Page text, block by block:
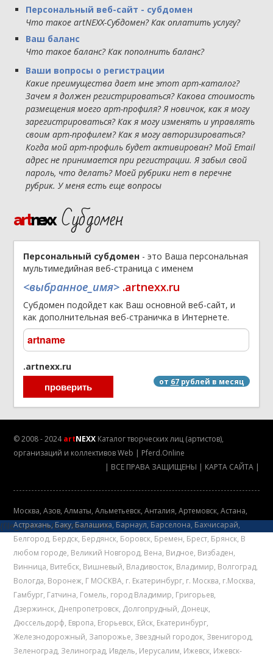
Персональный веб-сайт - субдомен
Что такое artNEXX-Субдомен? Как оплатить услугу?
Ваш баланс
Что такое баланс? Как пополнить баланс?
Ваши вопросы о регистрации
Какие преимущества дает мне этот арт-каталог?
Зачем я должен регистрироваться? Какова стоимость
размещения моего арт-профиля? Я новичок, как я могу
зарегистрироваться? Как я могу изменять и управлять
своим арт-профилем? Как я могу авторизироваться?
Когда мой арт-профиль будет активирован? Мой Email
адрес не принимается при регистрации. Я забыл свой
пароль, что делать? Моей рубрики нет в перечне
рубрик. У меня есть еще вопросы
artnexx Субдомен
Персональный субдомен - это Ваша персональная
мультимедийная веб-страница с именем
<выбранное_имя> .artnexx.ru
Субдомен подойдет как Ваш основной веб-сайт, и
как дополнительная веб-страничка в Интернете.
.artnexx.ru
от 67рублей в месяц
© 2008 - 2024artNEXX Каталог творческих лиц (артистов),
организаций и коллективовWeb | Pferd.Online
| ВСЕ ПРАВА ЗАЩИЩЕНЫ | КАРТА САЙТА|
Mосква,Азов,Алматы,Альметьевск,Анталия,Артемовск,Астана,
Астрахань,Баку,Балашиха, Барнаул, Барселона, Бахчисарай,
Белгород, Бердск, Бердянск, Боровск, Бремен, Брест, Брянск, В
любом городе, Великий Новгород, Вена, Видное, Визбаден,
Винница, Витебск, Вишневый, Владивосток, Владимир, Волгоград,
Вологда, Воронеж, Г МОСКВА, г. Екатеринбург, г. Москва, г.Москва,
Гамбург, Гатчина, Гомель, город Владимир, Григорьев,
Дзержинск, Днепропетровск, Долгопрудный, Донецк,
Дюссельдорф, Европа, Егорьевск, Ейск, Екатеринбург,
Железнодорожный, Запорожье, Звездный городок, Звенигород,
Зеленоград, Зелиноград, Ивдель, Иерусалим, Ижевск, Ижевск-
{file_static/ru/counters.htm}